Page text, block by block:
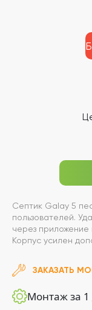
Септик Galay 5
пользователей.
через
Корпус усилен
ЗАКАЗАТЬ
Монтаж за